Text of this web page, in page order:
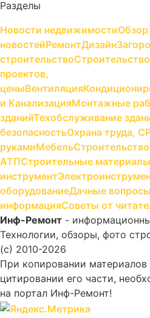
Разделы
Новости недвижимостиОбзор
новостейРемонтДизайн
строительство
проектов,
ценыВентиляция
и КанализацияМонтажные
зданийТехобслуживание
безопасностьОхрана труда,
рукамиМебель
АТПСтроительные материалы
инструмент
оборудованиеДачные вопросы
информацияСоветы от
Инф-Ремонт -
Технологии, обзоры, фото
(c) 2010-2026
При копировании материалов
цитировании его части,
на портал Инф-Ремонт!